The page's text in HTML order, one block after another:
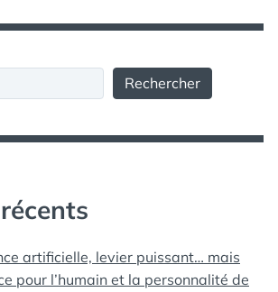
HÉROS
Rechercher
artificielle, levier puissant… mais
pour l’humain et la personnalité de